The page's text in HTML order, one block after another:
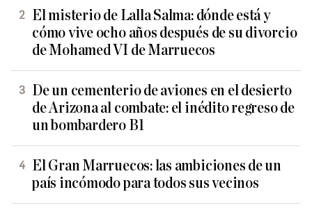
El misterio de Lalla Salma: dónde está y
cómo vive ocho años después de su divorcio
de Mohamed VI de Marruecos
De un cementerio de aviones en el desierto
de Arizona al combate: el inédito regreso de
un bombardero B1
El Gran Marruecos: las ambiciones de un
país incómodo para todos sus vecinos